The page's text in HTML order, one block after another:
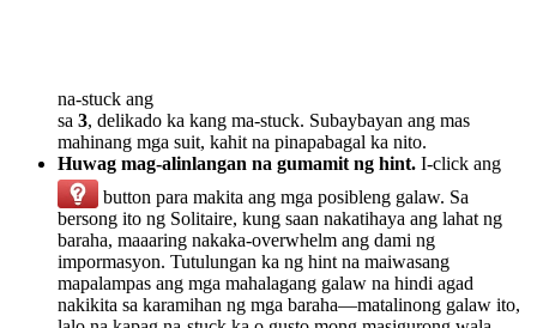
na-stuck ang
sa 3, delikado ka kang ma-stuck. Subaybayan ang mas
mahinang mga suit, kahit na pinapabagal ka nito.
Huwag mag-alinlangan na gumamit ng hint. I-click ang
button para makita ang mga posibleng galaw. Sa
bersong ito ng Solitaire, kung saan nakatihaya ang lahat ng
baraha, maaaring nakaka-overwhelm ang dami ng
impormasyon. Tutulungan ka ng hint na maiwasang
mapalampas ang mga mahalagang galaw na hindi agad
nakikita sa karamihan ng mga baraha—matalinong galaw ito,